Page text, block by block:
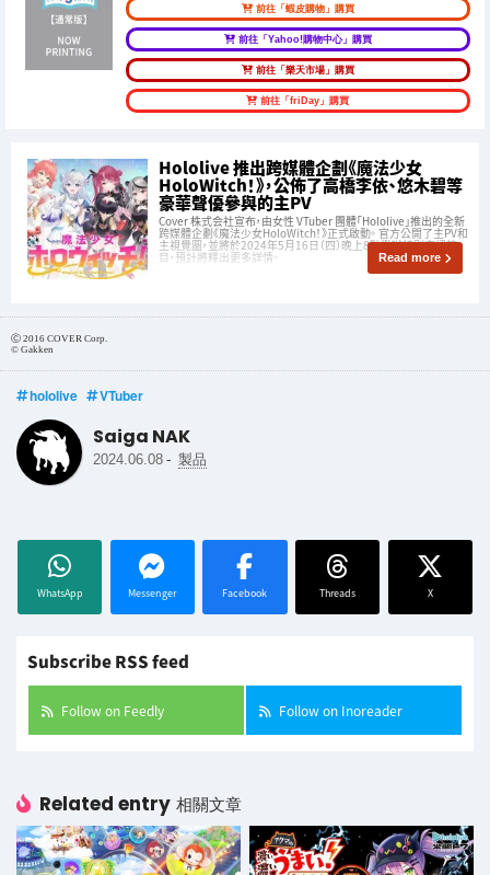
前往「蝦皮購物」購買
前往「Yahoo!購物中心」購買
前往「樂天市場」購買
前往「friDay」購買
Hololive 推出跨媒體企劃《魔法少女
HoloWitch！》，公佈了高橋李依、悠木碧等
豪華聲優參與的主PV
Cover 株式会社宣布，由女性 VTuber 團體「Hololive」推出的全新
跨媒體企劃《魔法少女HoloWitch！》正式啟動。 官方公開了主PV和
主視覺圖，並將於2024年5月16日（四）晚上8點舉辦特別直播節
目，預計將釋出更多詳情。 Read more
Ⓒ 2016 COVER Corp.
© Gakken
hololive VTuber
Saiga NAK
2024.06.08 - 製品
WhatsApp Messenger Facebook Threads X
Subscribe RSS feed
Follow on Feedly Follow on Inoreader
Related entry 相關文章